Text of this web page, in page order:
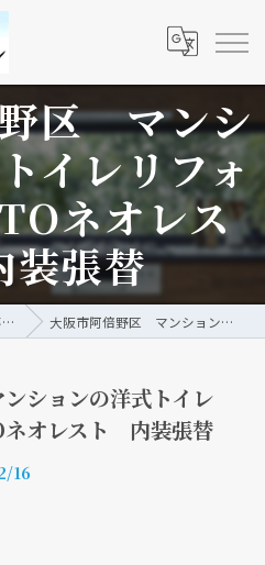
区 マンシ
イレリフォ
ネオレス
張替
大阪市阿倍野区 マンションの洋式トイレリフォーム TOTOネオレスト 内装張替
ションの洋式トイレ
オレスト 内装張替
16